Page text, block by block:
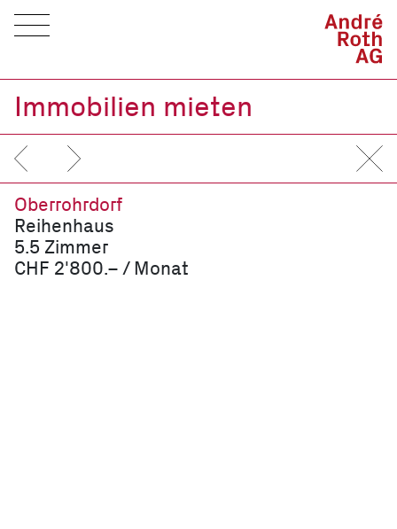
Immobilien mieten
Oberrohrdorf
Reihenhaus
5.5 Zimmer
CHF 2'800.– / Monat